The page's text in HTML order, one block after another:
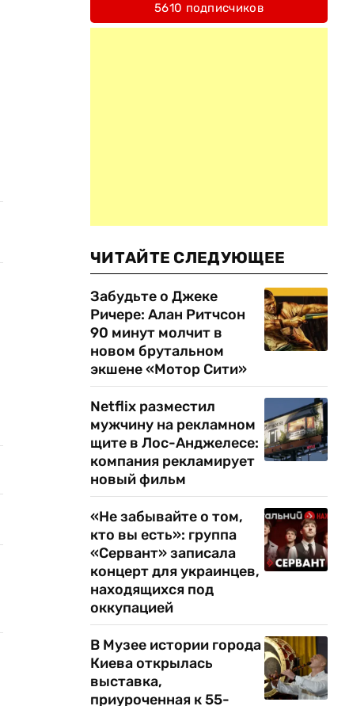
5610 подписчиков
ЧИТАЙТЕ СЛЕДУЮЩЕЕ
Забудьте о Джеке
Ричере: Алан Ритчсон
90 минут молчит в
новом брутальном
экшене «Мотор Сити»
Netflix разместил
мужчину на рекламном
щите в Лос-Анджелесе:
компания рекламирует
новый фильм
«Не забывайте о том,
кто вы есть»: группа
«Сервант» записала
концерт для украинцев,
находящихся под
оккупацией
В Музее истории города
Киева открылась
выставка,
приуроченная к 55-